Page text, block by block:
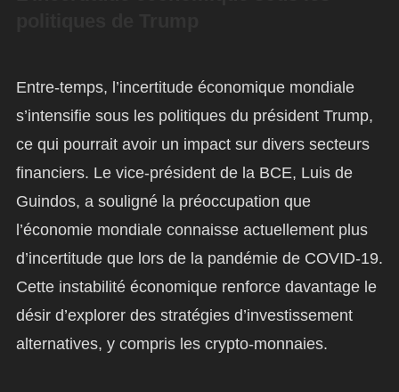
Entre-temps, l’incertitude économique mondiale
s’intensifie sous les politiques du président Trump,
ce qui pourrait avoir un impact sur divers secteurs
financiers. Le vice-président de la BCE, Luis de
Guindos, a souligné la préoccupation que
l’économie mondiale connaisse actuellement plus
d’incertitude que lors de la pandémie de COVID-19.
Cette instabilité économique renforce davantage le
désir d’explorer des stratégies d’investissement
alternatives, y compris les crypto-monnaies.